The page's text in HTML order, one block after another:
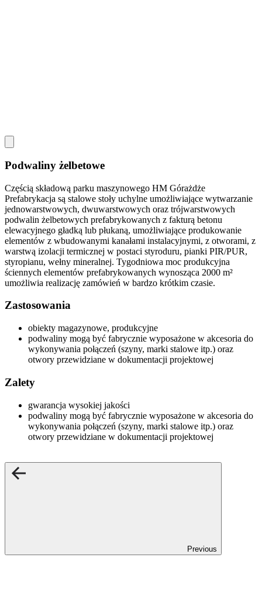
Podwaliny żelbetowe
Częścią składową parku maszynowego HM Górażdże
Prefabrykacja są stalowe stoły uchylne umożliwiające wytwarzanie
jednowarstwowych, dwuwarstwowych oraz trójwarstwowych
podwalin żelbetowych prefabrykowanych z fakturą betonu
elewacyjnego gładką lub płukaną, umożliwiające produkowanie
elementów z wbudowanymi kanałami instalacyjnymi, z otworami, z
warstwą izolacji termicznej w postaci styroduru, pianki PIR/PUR,
styropianu, wełny mineralnej. Tygodniowa moc produkcyjna
ściennych elementów prefabrykowanych wynosząca 2000 m²
umożliwia realizację zamówień w bardzo krótkim czasie.
Zastosowania
obiekty magazynowe, produkcyjne
podwaliny mogą być fabrycznie wyposażone w akcesoria do
wykonywania połączeń (szyny, marki stalowe itp.) oraz
otwory przewidziane w dokumentacji projektowej
Zalety
gwarancja wysokiej jakości
podwaliny mogą być fabrycznie wyposażone w akcesoria do
wykonywania połączeń (szyny, marki stalowe itp.) oraz
otwory przewidziane w dokumentacji projektowej
Previous